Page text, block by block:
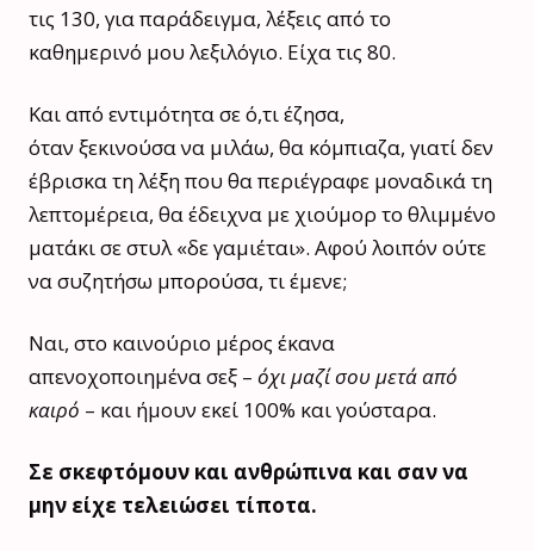
τις 130, για παράδειγμα, λέξεις από το
καθημερινό μου λεξιλόγιο. Είχα τις 80.
Και από εντιμότητα σε ό,τι έζησα,
όταν ξεκινούσα να μιλάω, θα κόμπιαζα, γιατί δεν
έβρισκα τη λέξη που θα περιέγραφε μοναδικά τη
λεπτομέρεια, θα έδειχνα με χιούμορ το θλιμμένο
ματάκι σε στυλ «δε γαμιέται». Αφού λοιπόν ούτε
να συζητήσω μπορούσα, τι έμενε;
Ναι, στο καινούριο μέρος έκανα
απενοχοποιημένα σεξ – όχι μαζί σου μετά από
καιρό – και ήμουν εκεί 100% και γούσταρα.
Σε σκεφτόμουν και ανθρώπινα και σαν να
μην είχε τελειώσει τίποτα.